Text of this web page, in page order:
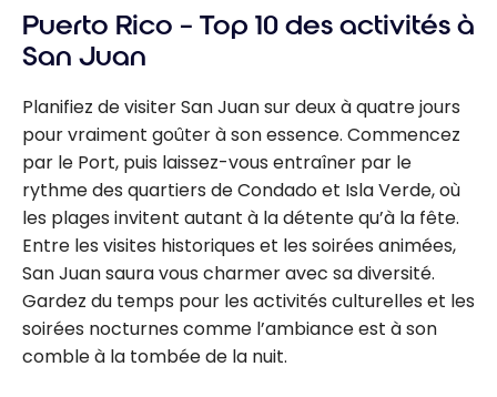
Puerto Rico – Top 10 des activités à
San Juan
Planifiez de visiter San Juan sur deux à quatre jours
pour vraiment goûter à son essence. Commencez
par le Port, puis laissez-vous entraîner par le
rythme des quartiers de Condado et Isla Verde, où
les plages invitent autant à la détente qu’à la fête.
Entre les visites historiques et les soirées animées,
San Juan saura vous charmer avec sa diversité.
Gardez du temps pour les activités culturelles et les
soirées nocturnes comme l’ambiance est à son
comble à la tombée de la nuit.